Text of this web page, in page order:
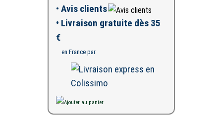
• Avis clients
• Livraison gratuite dès 35
€
en France par